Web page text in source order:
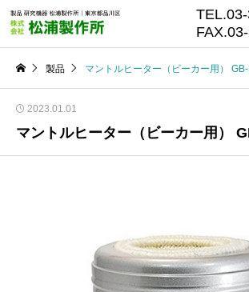
製品 マントルヒーター（ビーカー用）
2023.01.01
マントルヒーター（ビーカー用）